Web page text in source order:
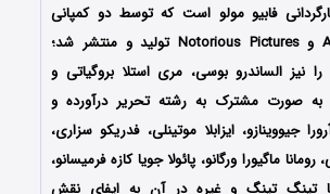
فابیو مولو است که توسط دو کمپانی
Amazon Studios و Notorious Pictures تولید و منتشر شد؛
را نیز الساندرو بوسی، مری استلا بروگیاتی و
به صورت مشترک به رشته تحریر درآورده و
جیووینازو، ایزابلا موتینلی، فدریکو سزاری،
رومانا ماگیورا ورگانو، پائولا جویا کازه فرمیسانو،
تینگ تینگ و غیره در آن به ایفای نقش